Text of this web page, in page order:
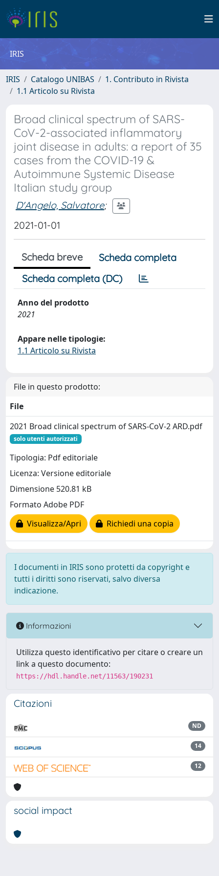
IRIS
IRIS Catalogo UNIBAS
1. Contributo in Rivista
1.1 Articolo su Rivista
Broad clinical spectrum of SARS-
CoV-2-associated inflammatory
joint disease in adults: a report of 35
cases from the COVID-19 &
Autoimmune Systemic Disease
Italian study group
D'Angelo, Salvatore;
2021-01-01
Scheda breve
Scheda completa
Scheda completa (DC)
Anno del prodotto
2021
Appare nelle tipologie:
1.1 Articolo su Rivista
File in questo prodotto:
File
2021 Broad clinical spectrum of SARS-CoV-2 ARD.pdf
solo utenti autorizzati
Tipologia: Pdf editoriale
Licenza: Versione editoriale
Dimensione 520.81 kB
Formato Adobe PDF
Visualizza/Apri
Richiedi una copia
I documenti in IRIS sono protetti da copyright e
tutti i diritti sono riservati, salvo diversa
indicazione.
Informazioni
Utilizza questo identificativo per citare o creare un
link a questo documento:
https://hdl.handle.net/11563/190231
Citazioni
ND
14
12
social impact